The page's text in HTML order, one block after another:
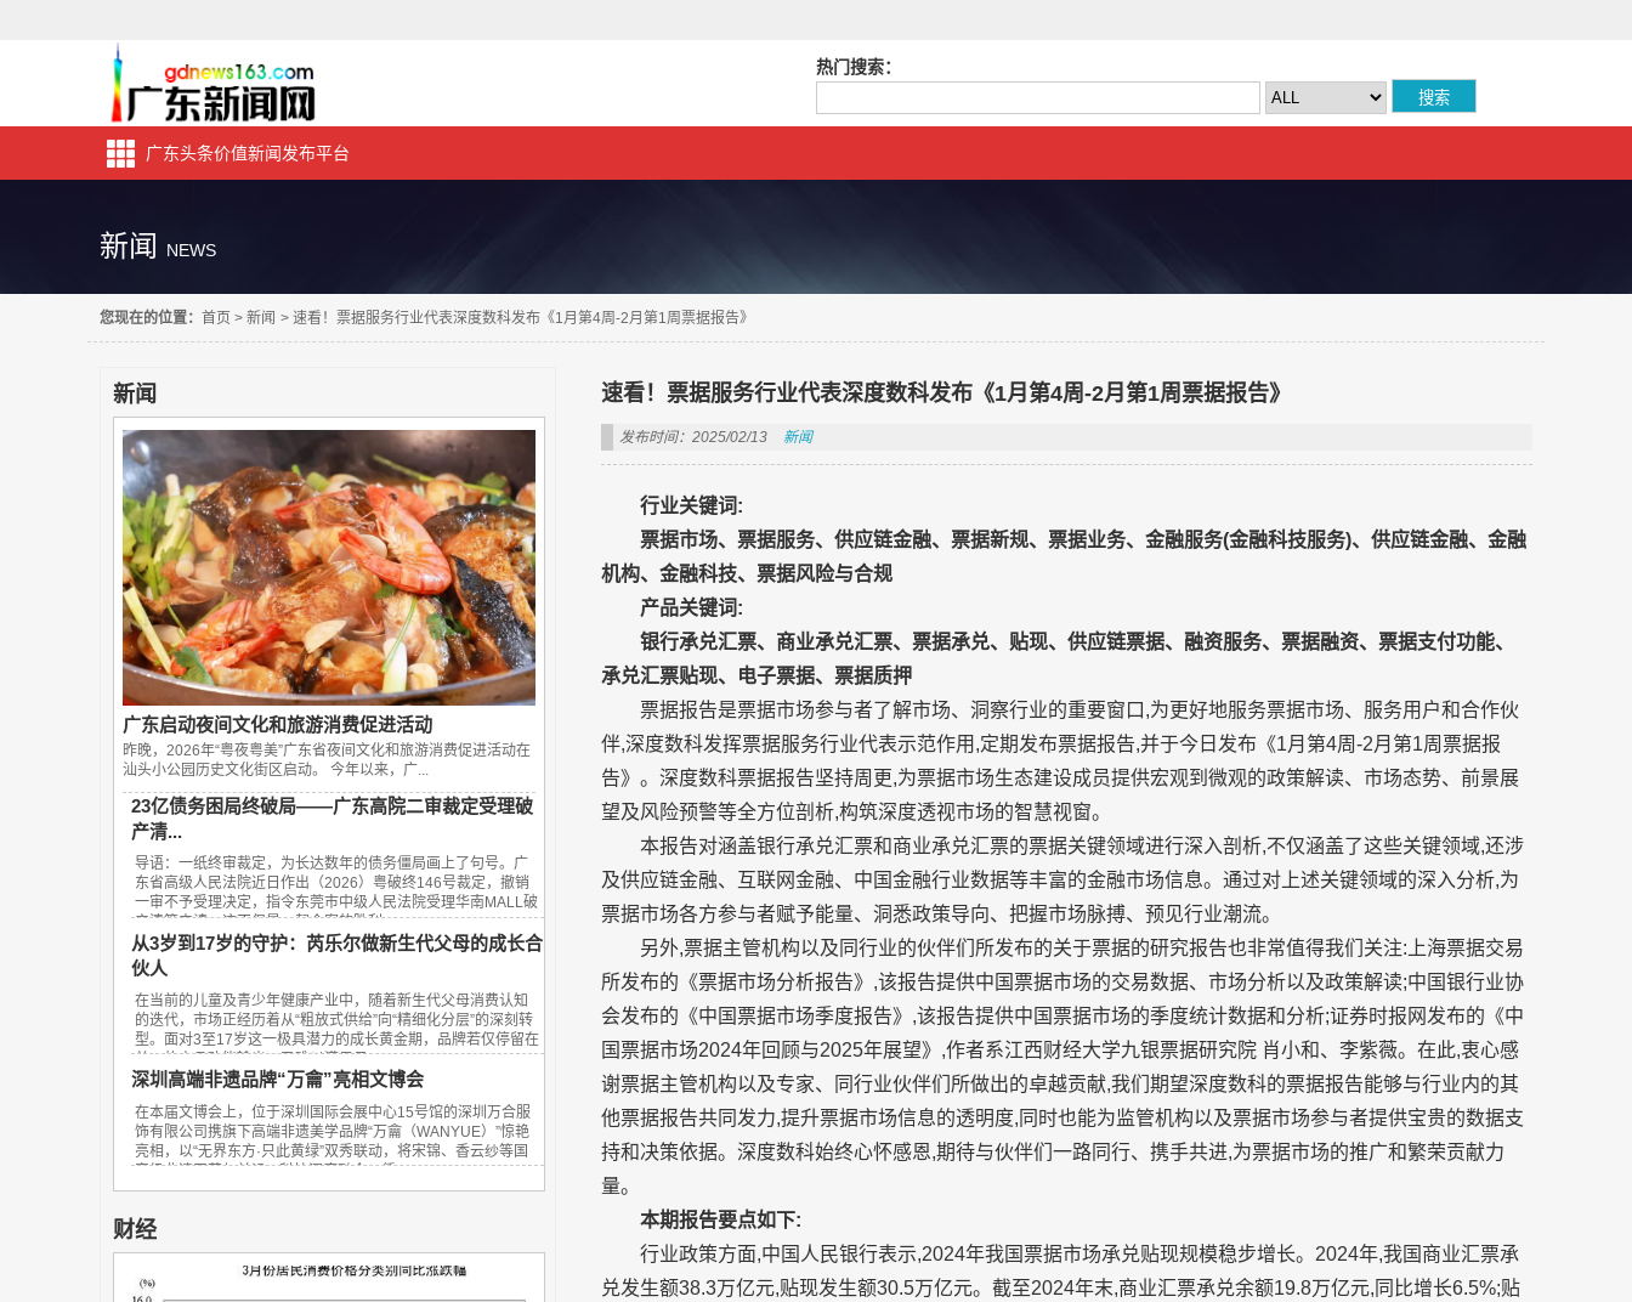
热门搜索：
广东头条价值新闻发布平台
新闻 NEWS
您现在的位置： 首页 > 新闻 > 速看！票据服务行业代表深度数科发布《1月第4周-2月第1周票据报告》
新闻
广东启动夜间文化和旅游消费促进活动
昨晚，2026年“粤夜粤美”广东省夜间文化和旅游消费促进活动在
汕头小公园历史文化街区启动。 今年以来，广...
23亿债务困局终破局——广东高院二审裁定受理破
产清...
导语：一纸终审裁定，为长达数年的债务僵局画上了句号。广
东省高级人民法院近日作出（2026）粤破终146号裁定，撤销
一审不予受理决定，指令东莞市中级人民法院受理华南MALL破
产清算申请。这不仅是一起个案的胜利，...
从3岁到17岁的守护：芮乐尔做新生代父母的成长合
伙人
在当前的儿童及青少年健康产业中，随着新生代父母消费认知
的迭代，市场正经历着从“粗放式供给”向“精细化分层”的深刻转
型。面对3至17岁这一极具潜力的成长黄金期，品牌若仅停留在
单一的产品功能输出，已难以满足日...
深圳高端非遗品牌“万龠”亮相文博会
在本届文博会上，位于深圳国际会展中心15号馆的深圳万合服
饰有限公司携旗下高端非遗美学品牌“万龠（WANYUE）”惊艳
亮相，以“无界东方·只此黄绿”双秀联动，将宋锦、香云纱等国
家级非遗工艺与前沿AI科技深度融合，凭...
财经
速看！票据服务行业代表深度数科发布《1月第4周-2月第1周票据报告》
发布时间：2025/02/13 新闻
行业关键词:
票据市场、票据服务、供应链金融、票据新规、票据业务、金融服务(金融科技服务)、供应链金融、金融
机构、金融科技、票据风险与合规
产品关键词:
银行承兑汇票、商业承兑汇票、票据承兑、贴现、供应链票据、融资服务、票据融资、票据支付功能、
承兑汇票贴现、电子票据、票据质押
票据报告是票据市场参与者了解市场、洞察行业的重要窗口,为更好地服务票据市场、服务用户和合作伙
伴,深度数科发挥票据服务行业代表示范作用,定期发布票据报告,并于今日发布《1月第4周-2月第1周票据报
告》。深度数科票据报告坚持周更,为票据市场生态建设成员提供宏观到微观的政策解读、市场态势、前景展
望及风险预警等全方位剖析,构筑深度透视市场的智慧视窗。
本报告对涵盖银行承兑汇票和商业承兑汇票的票据关键领域进行深入剖析,不仅涵盖了这些关键领域,还涉
及供应链金融、互联网金融、中国金融行业数据等丰富的金融市场信息。通过对上述关键领域的深入分析,为
票据市场各方参与者赋予能量、洞悉政策导向、把握市场脉搏、预见行业潮流。
另外,票据主管机构以及同行业的伙伴们所发布的关于票据的研究报告也非常值得我们关注:上海票据交易
所发布的《票据市场分析报告》,该报告提供中国票据市场的交易数据、市场分析以及政策解读;中国银行业协
会发布的《中国票据市场季度报告》,该报告提供中国票据市场的季度统计数据和分析;证券时报网发布的《中
国票据市场2024年回顾与2025年展望》,作者系江西财经大学九银票据研究院 肖小和、李紫薇。在此,衷心感
谢票据主管机构以及专家、同行业伙伴们所做出的卓越贡献,我们期望深度数科的票据报告能够与行业内的其
他票据报告共同发力,提升票据市场信息的透明度,同时也能为监管机构以及票据市场参与者提供宝贵的数据支
持和决策依据。深度数科始终心怀感恩,期待与伙伴们一路同行、携手共进,为票据市场的推广和繁荣贡献力
量。
本期报告要点如下:
行业政策方面,中国人民银行表示,2024年我国票据市场承兑贴现规模稳步增长。2024年,我国商业汇票承
兑发生额38.3万亿元,贴现发生额30.5万亿元。截至2024年末,商业汇票承兑余额19.8万亿元,同比增长6.5%;贴